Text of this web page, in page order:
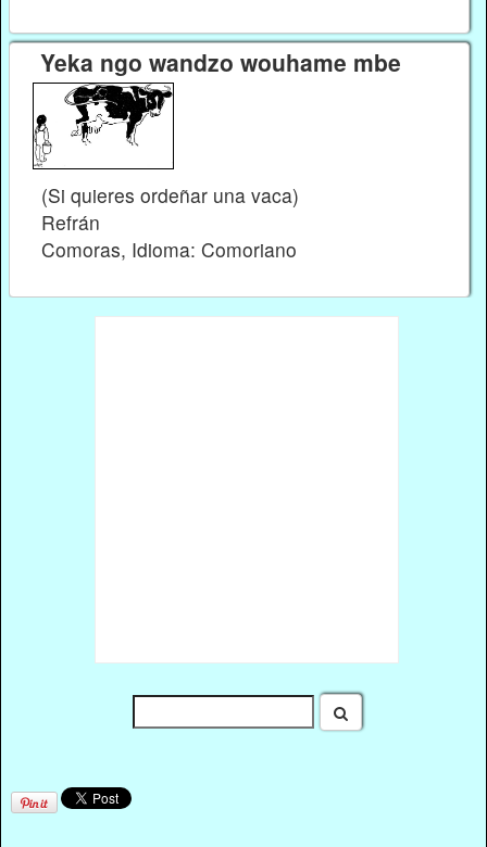
Yeka ngo wandzo wouhame mbe
(Si quieres ordeñar una vaca)
Refrán
Comoras, Idioma: Comoriano